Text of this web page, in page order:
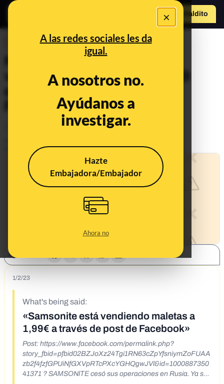
×
A las redes sociales les da
igual.
A nosotros no.
Ayúdanos a
investigar.
Hazte
Embajadora/Embajador
Ahora no
Hazte Maldito
No, Samsonite no está
vendiendo maletas por 1,99
euros a través de posts de
Facebook: es 'phishing'
Actualizado elApr 7, 2023, 8:30:00 AM
1/2/23
What's being said:
«Samsonite está vendiendo maletas a
1,99€ a través de post de Facebook»
Post: https://www.facebook.com/permalink.php?
story_fbid=pfbid02BZJoXz24Tgi1RN63cZpYfsniymZoFUAA
zb2f4fzfGPUiNfGXVpRTcPXcYGHQgwJVl&id=1000887350
41371 ? SАМSОNlТЕ cesó sus operaciones en Rusia. Ya se